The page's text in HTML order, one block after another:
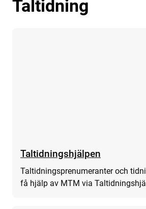
Taltidning
Taltidningshjälpen
Taltidningsprenumeranter och
få hjälp av MTM via